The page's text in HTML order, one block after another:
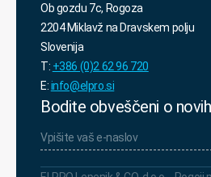
Ob gozdu 7c, Rogoza
2204 Miklavž na Dravskem polju
Slovenija
T: +386 (0)2 62 96 720
E:info@elpro.si
Bodite obveščeni o
vaš
e-